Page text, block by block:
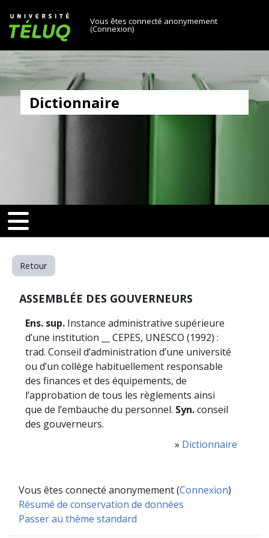
Université TÉLUQ
Vous êtes connecté anonymement
(Connexion)
Dictionnaire
[[nav-toggle]]
toggle]]
Retour
ASSEMBLÉE DES GOUVERNEURS
Ens. sup. Instance administrative supérieure
d’une institution __ CEPES, UNESCO (1992) :
trad. Conseil d’administration d’une université
ou d’un collège habituellement responsable
des finances et des équipements, de
l’approbation de tous les règlements ainsi
que de l’embauche du personnel. Syn.conseil
des gouverneurs.
» Dictionnaire
Vous êtes connecté anonymement (Connexion)
Résumé de conservation de données
Passer au thème standard